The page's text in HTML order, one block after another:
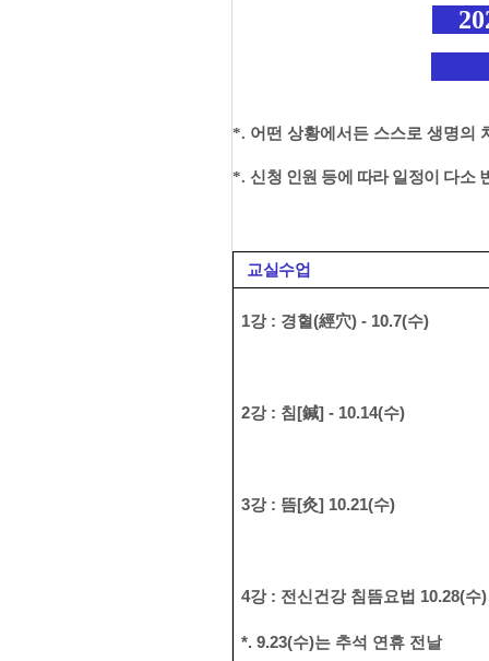
*. 어떤 상황에서든 스스로 생명의
*. 신청 인원 등에 따라 일정이 다소
교실수업
1강 : 경혈(經穴) - 10.7(수)
2강 : 침 [鍼] - 10.14(수)
3강 : 뜸[灸] 10.21(수)
4강 : 전신건강 침뜸요법 10.28(수
*. 9.23(수)는 추석 연휴 전날